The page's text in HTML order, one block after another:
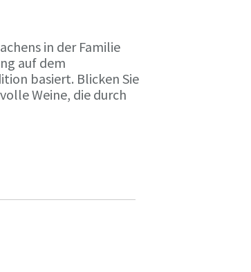
in der Familie
auf dem
basiert. Blicken Sie
Weine, die durch